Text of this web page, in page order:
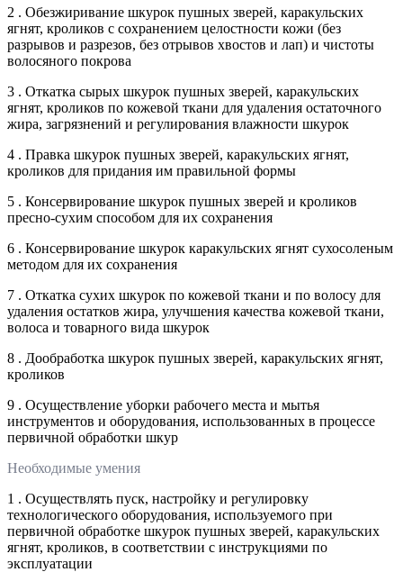
2 . Обезжиривание шкурок пушных зверей, каракульских
ягнят, кроликов с сохранением целостности кожи (без
разрывов и разрезов, без отрывов хвостов и лап) и чистоты
волосяного покрова
3 . Откатка сырых шкурок пушных зверей, каракульских
ягнят, кроликов по кожевой ткани для удаления остаточного
жира, загрязнений и регулирования влажности шкурок
4 . Правка шкурок пушных зверей, каракульских ягнят,
кроликов для придания им правильной формы
5 . Консервирование шкурок пушных зверей и кроликов
пресно-сухим способом для их сохранения
6 . Консервирование шкурок каракульских ягнят сухосоленым
методом для их сохранения
7 . Откатка сухих шкурок по кожевой ткани и по волосу для
удаления остатков жира, улучшения качества кожевой ткани,
волоса и товарного вида шкурок
8 . Дообработка шкурок пушных зверей, каракульских ягнят,
кроликов
9 . Осуществление уборки рабочего места и мытья
инструментов и оборудования, использованных в процессе
первичной обработки шкур
Необходимые умения
1 . Осуществлять пуск, настройку и регулировку
технологического оборудования, используемого при
первичной обработке шкурок пушных зверей, каракульских
ягнят, кроликов, в соответствии с инструкциями по
эксплуатации